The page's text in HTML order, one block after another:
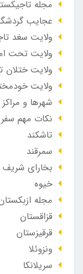
مجله
عجایب
ولایت سغد
ولایت تحت
ولایت ختلان
ولایت
شهرها و
نکات مهم
تاشکند
سمرقند
بخارای شریف
خیوه
مجله
قزاقستان
قرقیزستان
ونزوئلا
سریلانکا